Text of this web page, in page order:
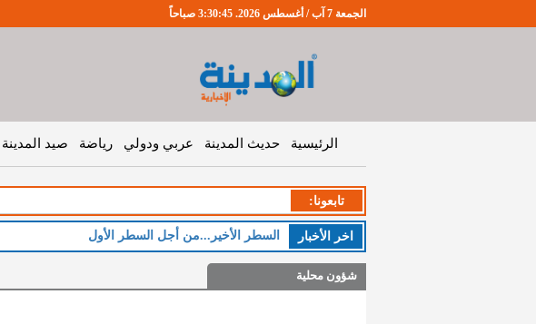
الجمعة 7 آب / أغسطس 2026. 3:30:46 صباحاً
الرئيسية حديث المدينة عربي ودولي رياضة صيد المدينة
تابعونا:
اخر اﻷخبار الخ
شؤون محلية